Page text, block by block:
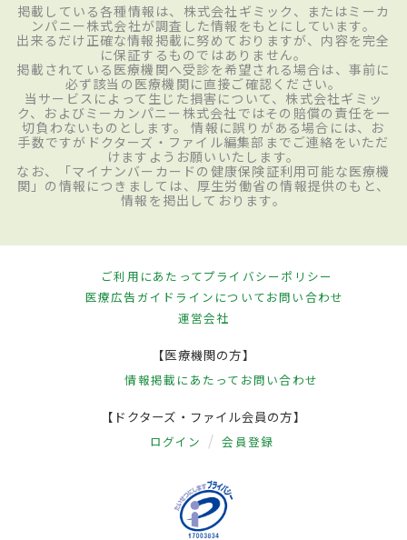
掲載している各種情報は、株式会社ギミック、またはミーカ
ンパニー株式会社が調査した情報をもとにしています。
出来るだけ正確な情報掲載に努めておりますが、内容を完全
に保証するものではありません。
掲載されている医療機関へ受診を希望される場合は、事前に
必ず該当の医療機関に直接ご確認ください。
当サービスによって生じた損害について、株式会社ギミッ
ク、およびミーカンパニー株式会社ではその賠償の責任を一
切負わないものとします。 情報に誤りがある場合には、お
手数ですがドクターズ・ファイル編集部までご連絡をいただ
けますようお願いいたします。
なお、「マイナンバーカードの健康保険証利用可能な医療機
関」の情報につきましては、厚生労働省の情報提供のもと、
情報を掲出しております。
ご利用にあたってプライバシーポリシー
医療広告ガイドラインについてお問い合わせ
運営会社
【医療機関の方】
情報掲載にあたって お問い合わせ
【ドクターズ・ファイル会員の方】
ログイン 会員登録